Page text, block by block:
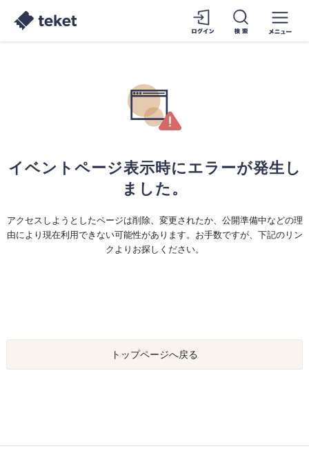
イベントページ表示時にエラーが発生し
ました。
アクセスしようとしたページは削除、変更されたか、公開準備中などの理
由により現在利用できない可能性があります。お手数ですが、下記のリン
クよりお探しください。
トップページへ戻る